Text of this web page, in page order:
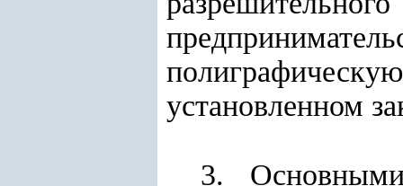
установленном
3. Основными